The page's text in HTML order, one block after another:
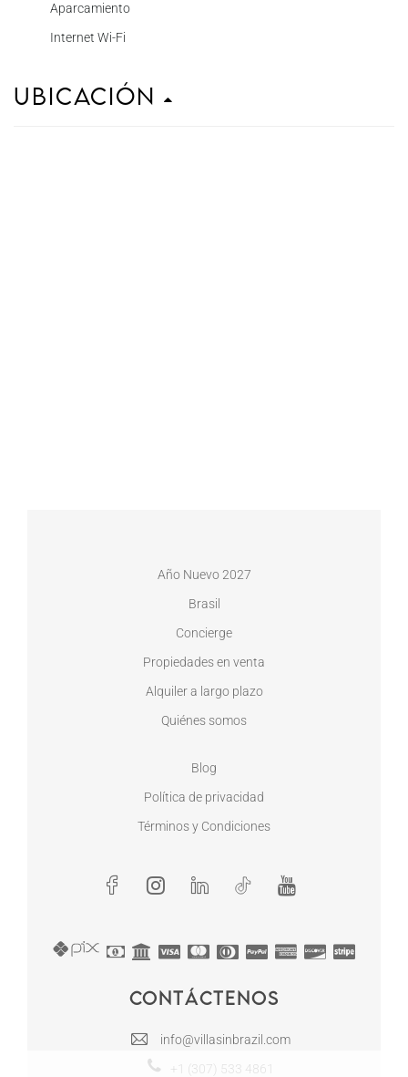
Aparcamiento
Internet Wi-Fi
Ubicación
Año Nuevo 2027
Brasil
Concierge
Propiedades en venta
Alquiler a largo plazo
Quiénes somos
Blog
Política de privacidad
Términos y Condiciones
Contáctenos
info@villasinbrazil.com
+1 (307) 533 4861